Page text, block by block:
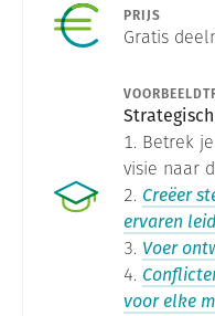
PRIJS
Gratis
Betrek
visie naar
Creëer
ervaren
Voer
voor elke